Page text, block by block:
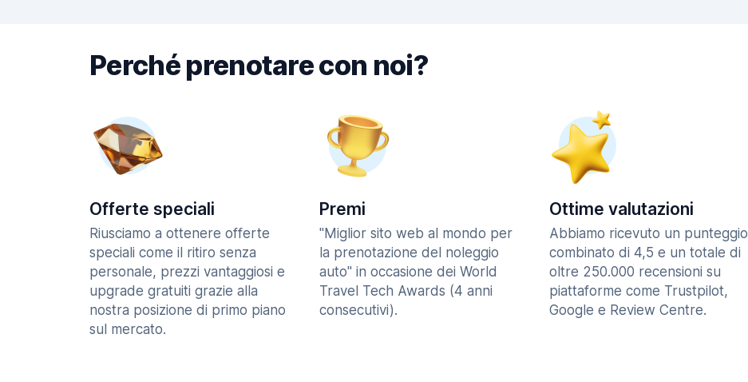
Perché prenotare con noi?
Offerte speciali
Riusciamo a ottenere offerte
speciali come il ritiro senza
personale, prezzi vantaggiosi e
upgrade gratuiti grazie alla
nostra posizione di primo piano
sul mercato.
Premi
"Miglior sito web al mondo per
la prenotazione del noleggio
auto" in occasione dei World
Travel Tech Awards (4 anni
consecutivi).
Ottime valutazioni
Abbiamo ricevuto un punteggio
combinato di 4,5 e un totale di
oltre 250.000 recensioni su
piattaforme come Trustpilot,
Google e Review Centre.